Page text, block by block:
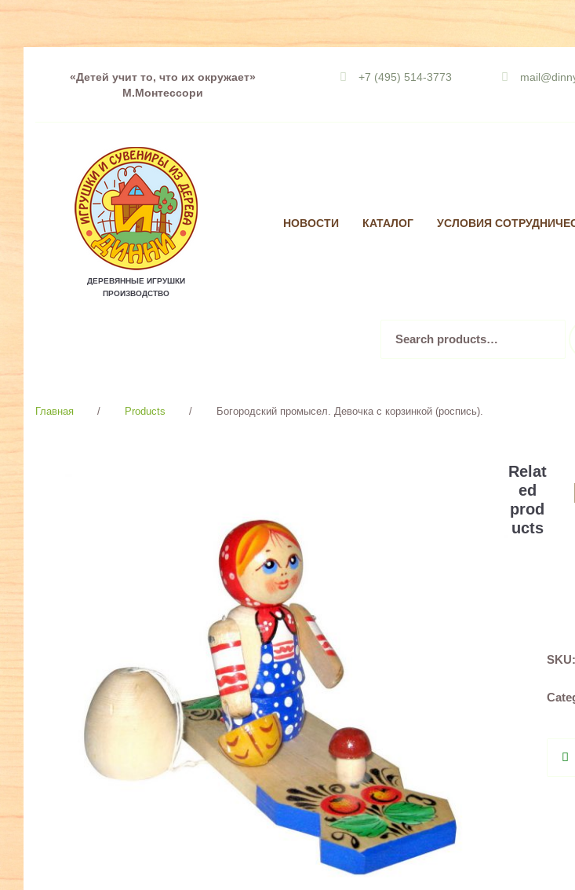
to
«Детей учит то, что их окружает»
М.Монтессори
+7 (495) 514-3773
ДЕРЕВЯННЫЕ ИГРУШКИ
ПРОИЗВОДСТВО
НОВОСТИ КАТАЛОГ УСЛОВИЯ
for:
Главная / Products / Богородский промысел. Девочка с корзинкой (роспись).
SKU:
Relat
ed
prod
ucts